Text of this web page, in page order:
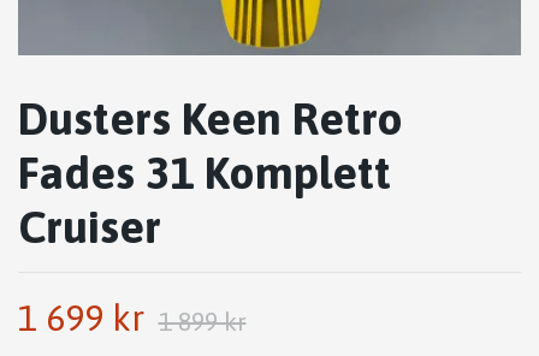
Dusters Keen Retro
Fades 31 Komplett
Cruiser
1 699 kr 1 899 kr